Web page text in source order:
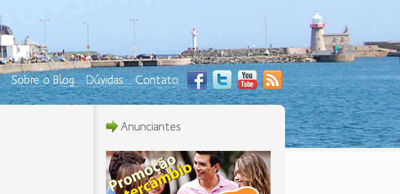
Sobre o Blog Dúvidas Contato
Anunciantes